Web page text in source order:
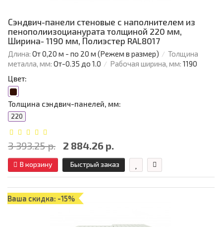
Сэндвич-панели стеновые с наполнителем из
пенополиизоцианурата толщиной 220 мм,
Ширина- 1190 мм, Полиэстер RAL8017
Длина: От 0,20 м - по 20 м (Режем в размер)
Толщина
металла, мм: От-0.35 до 1.0 Рабочая ширина, мм: 1190
Цвет:
Толщина сэндвич-панелей, мм:
220
3 393.25 р. 2 884.26 р.
В корзину Быстрый заказ
Ваша скидка: -15%